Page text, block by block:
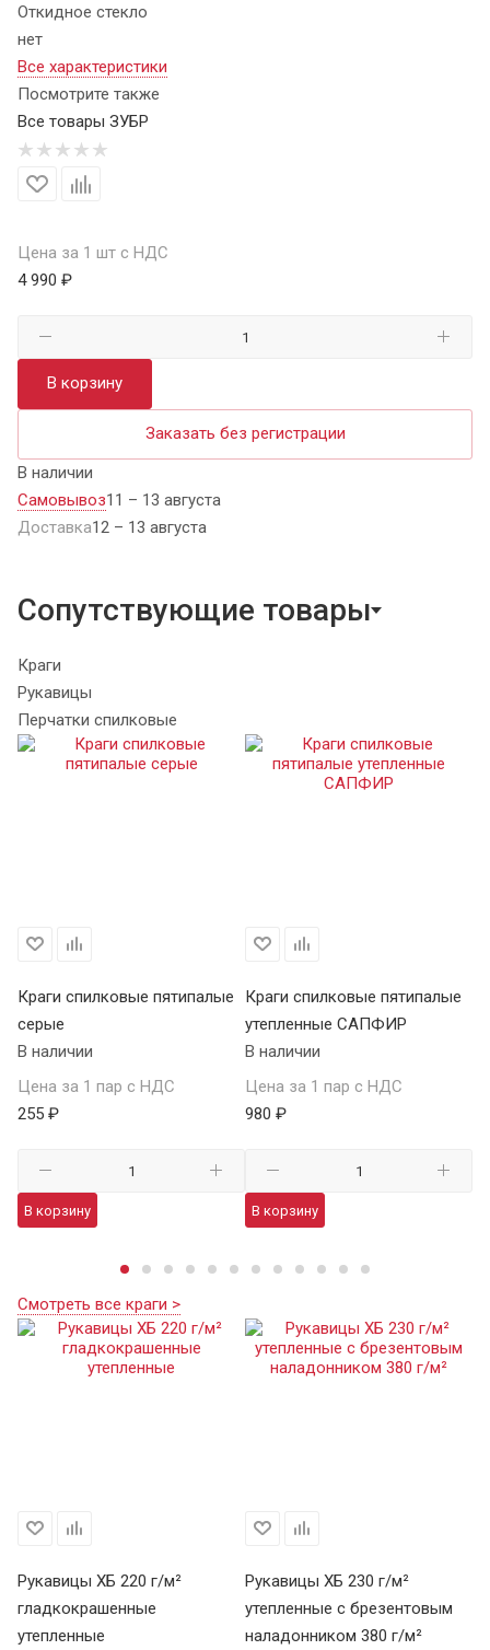
Откидное стекло
нет
Все характеристики
Посмотрите также
Все товары ЗУБР
Цена за 1 шт с НДС
4 990 ₽
В корзину
Заказать без регистрации
В наличии
Самовывоз11 – 13 августа
Доставка12 – 13 августа
Сопутствующие товары
Краги
Рукавицы
Перчатки спилковые
Краги спилковые пятипалые
серые
В наличии
Цена за 1 пар с НДС
255 ₽
В корзину
Краги спилковые пятипалые
утепленные САПФИР
В наличии
Цена за 1 пар с НДС
980 ₽
В корзину
Смотреть все краги >
Рукавицы ХБ 220 г/м²
гладкокрашенные
утепленные
Рукавицы ХБ 230 г/м²
утепленные с брезентовым
наладонником 380 г/м²